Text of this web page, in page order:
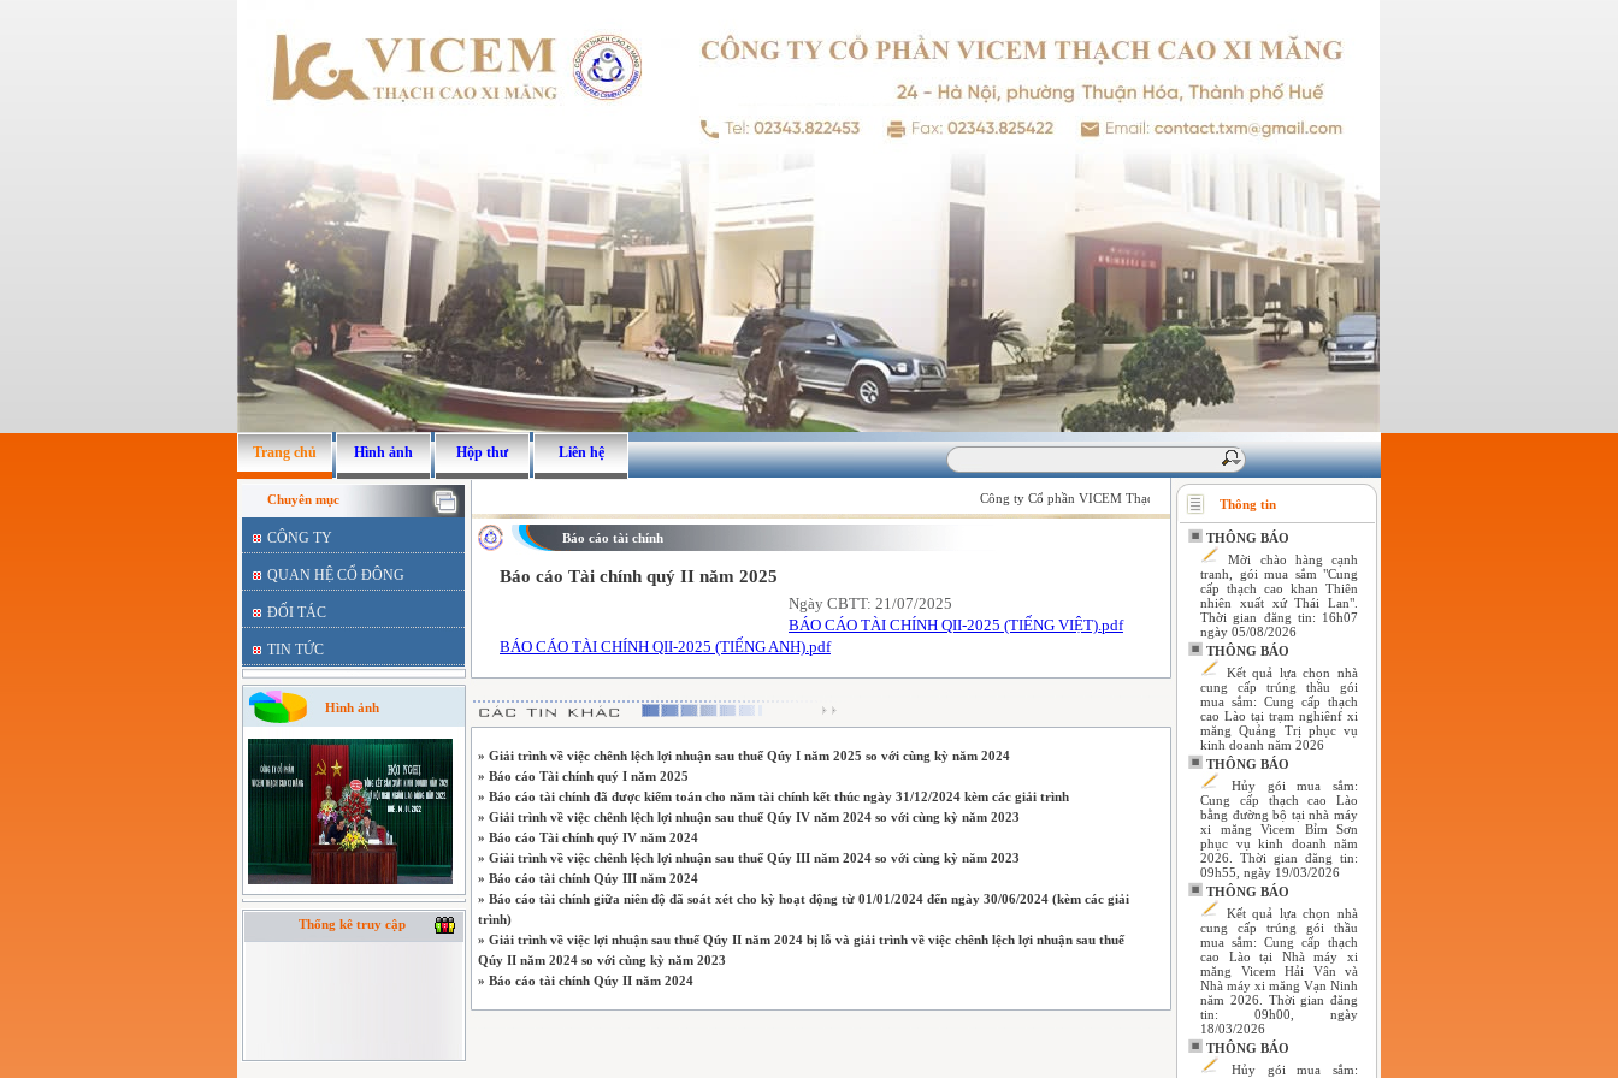
Trang chủ Hình ảnh Hộp thư Liên hệ
Chuyên mục
CÔNG TY
QUAN HỆ CỔ ĐÔNG
ĐỐI TÁC
TIN TỨC
Hình ảnh
Thống kê truy cập
Công ty Cổ phần VICEM Thạch cao Xi măng - Giữ vững niềm tin của khách hàng !
Báo cáo tài chính
Báo cáo Tài chính quý II năm 2025
Ngày CBTT: 21/07/2025
BÁO CÁO TÀI CHÍNH QII-2025 (TIẾNG VIỆT).pdf
BÁO CÁO TÀI CHÍNH QII-2025 (TIẾNG ANH).pdf
» Giải trình về việc chênh lệch lợi nhuận sau thuế Qúy I năm 2025 so với cùng kỳ năm 2024
» Báo cáo Tài chính quý I năm 2025
» Báo cáo tài chính đã được kiểm toán cho năm tài chính kết thúc ngày 31/12/2024 kèm các giải trình
» Giải trình về việc chênh lệch lợi nhuận sau thuế Qúy IV năm 2024 so với cùng kỳ năm 2023
» Báo cáo Tài chính quý IV năm 2024
» Giải trình về việc chênh lệch lợi nhuận sau thuế Qúy III năm 2024 so với cùng kỳ năm 2023
» Báo cáo tài chính Qúy III năm 2024
» Báo cáo tài chính giữa niên độ đã soát xét cho kỳ hoạt động từ 01/01/2024 đến ngày 30/06/2024 (kèm các giải
trình)
» Giải trình về việc lợi nhuận sau thuế Qúy II năm 2024 bị lỗ và giải trình về việc chênh lệch lợi nhuận sau thuế
Qúy II năm 2024 so với cùng kỳ năm 2023
» Báo cáo tài chính Qúy II năm 2024
Thông tin
THÔNG BÁO
Mời chào hàng cạnh
tranh, gói mua sắm "Cung
cấp thạch cao khan Thiên
nhiên xuất xứ Thái Lan".
Thời gian đăng tin: 16h07
ngày 05/08/2026
THÔNG BÁO
Kết quả lựa chọn nhà
cung cấp trúng thầu gói
mua sắm: Cung cấp thạch
cao Lào tại trạm nghiênf xi
măng Quảng Trị phục vụ
kinh doanh năm 2026
THÔNG BÁO
Hủy gói mua sắm:
Cung cấp thạch cao Lào
bằng đường bộ tại nhà máy
xi măng Vicem Bỉm Sơn
phục vụ kinh doanh năm
2026. Thời gian đăng tin:
09h55, ngày 19/03/2026
THÔNG BÁO
Kết quả lựa chọn nhà
cung cấp trúng gói thầu
mua sắm: Cung cấp thạch
cao Lào tại Nhà máy xi
măng Vicem Hải Vân và
Nhà máy xi măng Vạn Ninh
năm 2026. Thời gian đăng
tin: 09h00, ngày
18/03/2026
THÔNG BÁO
Hủy gói mua sắm: